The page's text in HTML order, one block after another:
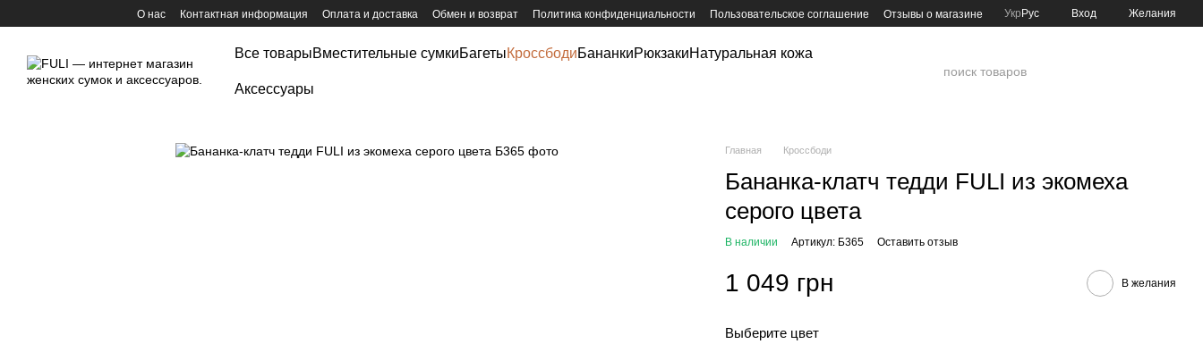
Перейти к основному контенту
О нас Контактная информация Оплата и доставка Обмен и возврат Политика конфиденциальности Пользовательское соглашение Отзывы о магазине Укр Рус Вход Желания
Все товарыВместительные сумкиБагетыКроссбодиБананкиРюкзакиНатуральная кожа
Аксессуары
Главная Кроссбоди
Бананка-клатч тедди FULI из экомеха
серого цвета
В наличии Артикул: Б365 Оставить отзыв
1 049 грн В желания
Выберите цвет